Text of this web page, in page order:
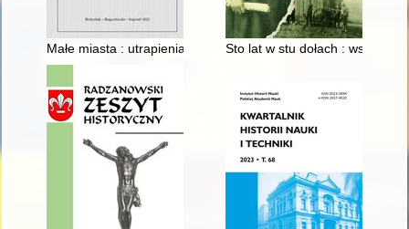
Małe miasta : utrapienia i niedoleSto lat w stu dołach :